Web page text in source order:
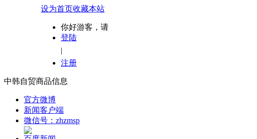
设为首页收藏本站
你好游客，请
登陆
|
注册
中韩自贸商品信息
官方微博
新闻客户端
微信号：zhzmsp